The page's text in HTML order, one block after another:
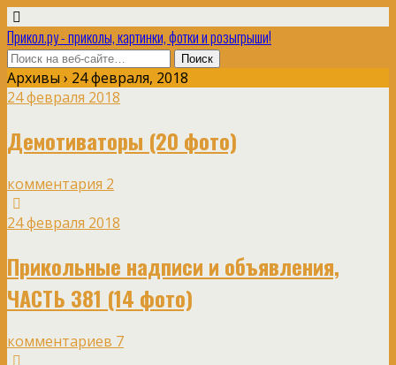
Прикол.ру - приколы, картинки, фотки и розыгрыши!
Архивы › 24 февраля, 2018
24 февраля 2018
Демотиваторы (20 фото)
комментария 2
24 февраля 2018
Прикольные надписи и объявления,
ЧАСТЬ 381 (14 фото)
комментариев 7